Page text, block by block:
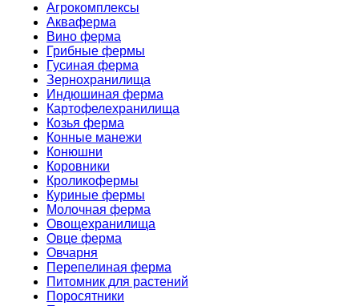
Агрокомплексы
Акваферма
Вино ферма
Грибные фермы
Гусиная ферма
Зернохранилища
Индюшиная ферма
Картофелехранилища
Козья ферма
Конные манежи
Конюшни
Коровники
Кроликофермы
Куриные фермы
Молочная ферма
Овощехранилища
Овце ферма
Овчарня
Перепелиная ферма
Питомник для растений
Поросятники